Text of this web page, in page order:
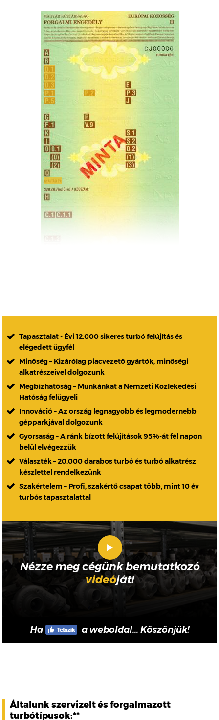
Tapasztalat - Évi 12.000 sikeres turbó felújítás és
elégedett ügyfél
Minőség – Kizárólag piacvezető gyártók, minőségi
alkatrészeivel dolgozunk
Megbízhatóság – Munkánkat a Nemzeti Közlekedési
Hatóság felügyeli
Innováció – Az ország legnagyobb és legmodernebb
gépparkjával dolgozunk
Gyorsaság – A ránk bízott felújítások 95%-át fél napon
belül elvégezzük
Választék – 20.000 darabos turbó és turbó alkatrész
készlettel rendelkezünk
Szakértelem – Profi, szakértő csapat több, mint 10 év
turbós tapasztalattal
Nézze meg cégünk bemutatkozó
videóját!
Ha a weboldal... Köszönjük!
Általunk szervizelt és forgalmazott
turbótípusok:**